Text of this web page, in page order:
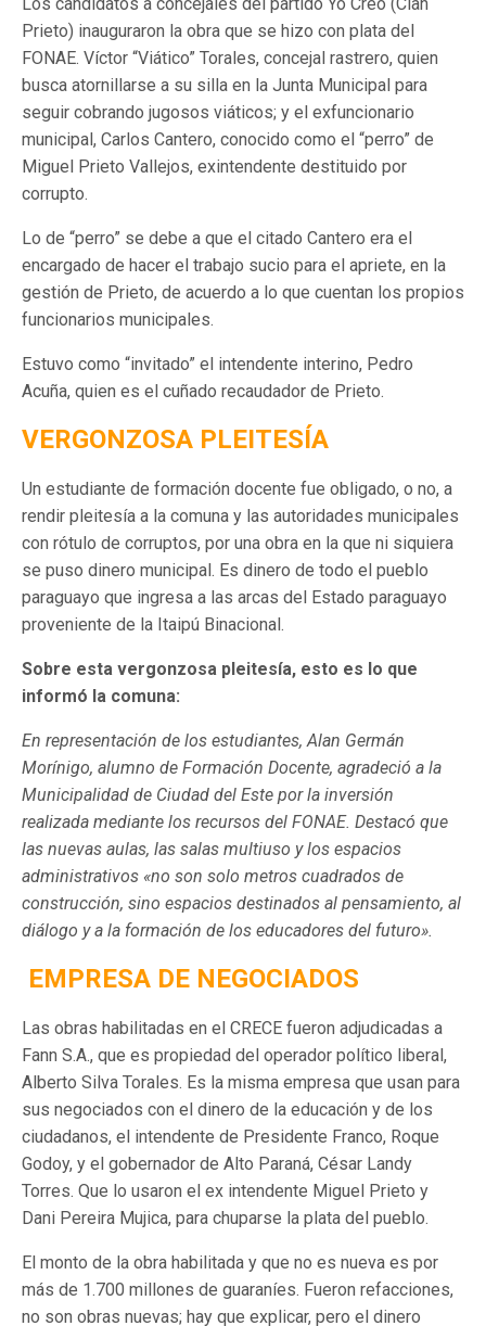
Prieto) inauguraron la obra que se hizo con plata del
FONAE. Víctor “Viático” Torales, concejal rastrero, quien
busca atornillarse a su silla en la Junta Municipal para
seguir cobrando jugosos viáticos; y el exfuncionario
municipal, Carlos Cantero, conocido como el “perro” de
Miguel Prieto Vallejos, exintendente destituido por
corrupto.
Lo de “perro” se debe a que el citado Cantero era el
encargado de hacer el trabajo sucio para el apriete, en la
gestión de Prieto, de acuerdo a lo que cuentan los propios
funcionarios municipales.
Estuvo como “invitado” el intendente interino, Pedro
Acuña, quien es el cuñado recaudador de Prieto.
VERGONZOSA PLEITESÍA
Un estudiante de formación docente fue obligado, o no, a
rendir pleitesía a la comuna y las autoridades municipales
con rótulo de corruptos, por una obra en la que ni siquiera
se puso dinero municipal. Es dinero de todo el pueblo
paraguayo que ingresa a las arcas del Estado paraguayo
proveniente de la Itaipú Binacional.
Sobre esta vergonzosa pleitesía, esto es lo que
informó la comuna:
En representación de los estudiantes, Alan Germán
Morínigo, alumno de Formación Docente, agradeció a la
Municipalidad de Ciudad del Este por la inversión
realizada mediante los recursos del FONAE. Destacó que
las nuevas aulas, las salas multiuso y los espacios
administrativos «no son solo metros cuadrados de
construcción, sino espacios destinados al pensamiento, al
diálogo y a la formación de los educadores del futuro».
EMPRESA DE NEGOCIADOS
Las obras habilitadas en el CRECE fueron adjudicadas a
Fann S.A., que es propiedad del operador político liberal,
Alberto Silva Torales. Es la misma empresa que usan para
sus negociados con el dinero de la educación y de los
ciudadanos, el intendente de Presidente Franco, Roque
Godoy, y el gobernador de Alto Paraná, César Landy
Torres. Que lo usaron el ex intendente Miguel Prieto y
Dani Pereira Mujica, para chuparse la plata del pueblo.
El monto de la obra habilitada y que no es nueva es por
más de 1.700 millones de guaraníes. Fueron refacciones,
no son obras nuevas; hay que explicar, pero el dinero